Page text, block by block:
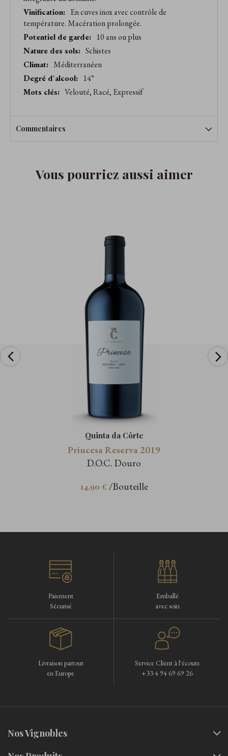
En cuves inox avec contrôle de
température. Macération prolongée.
10 ans ou plus
Schistes
Méditerranéen
14°
Velouté, Racé, Expressif
Commentaires
Vous pourriez aussi aimer
Quinta da Côrte
Princesa Reserva 2019
D.O.C. Douro
14,90 € /Bouteille
Paiement
Sécurisé
Emballé
avec soin
Livraison partout
en Europe
Service Client à l'écoute
+33 4 94 69 69 26
Nos Vignobles